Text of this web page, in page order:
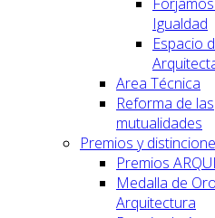
Igualdad
Espacio
Area Técnica
Reforma de las
mutualidades
Premios y
Premios
Medalla de
Arquitectura